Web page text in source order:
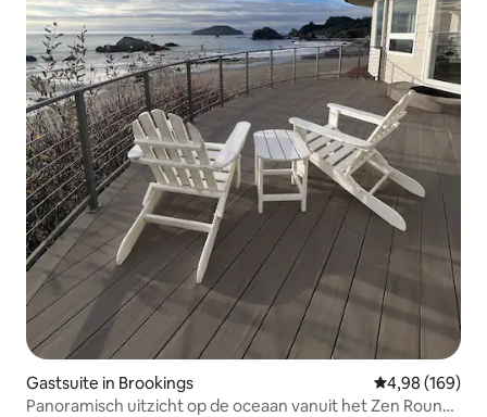
Gastsuite in Brookings Gemiddelde
4,98 (169)
Panoramisch uitzicht op de oceaan vanuit het Zen Round